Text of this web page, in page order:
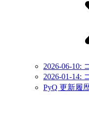
2026-06-10:
2026-01-14:
PyQ 更新履